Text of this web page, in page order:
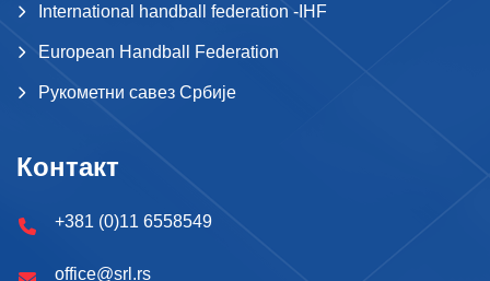
International handball federation -IHF
European Handball Federation
Рукометни савез Србије
Контакт
+381 (0)11 6558549
office@srl.rs